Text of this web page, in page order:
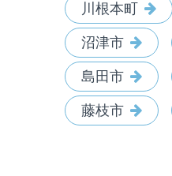
川根本町
沼津市
島田市
藤枝市